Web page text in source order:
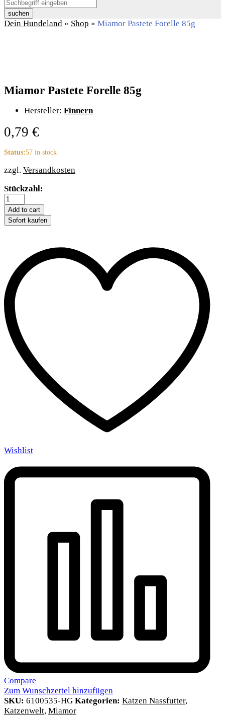
suchen
Dein Hundeland » Shop » Miamor Pastete Forelle 85g
Miamor Pastete Forelle 85g
Hersteller: Finnern
0,79 €
Status:57 in stock
zzgl. Versandkosten
Miamor
Pastete
Forelle
85g
quantity
Stückzahl:
Add to cart
Sofort kaufen
Wishlist
Compare
Zum Wunschzettel hinzufügen
SKU: 6100535-HG Kategorien: Katzen Nassfutter,
Katzenwelt, Miamor